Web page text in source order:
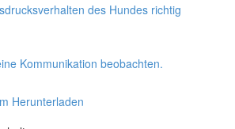
des Hundes richtig
Kommunikation beobachten.
Herunterladen